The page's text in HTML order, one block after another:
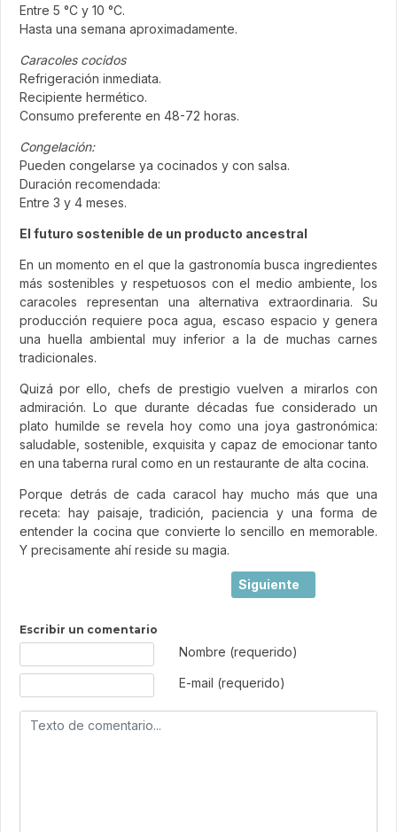
Entre 5 °C y 10 °C.
Hasta una semana aproximadamente.
Caracoles cocidos
Refrigeración inmediata.
Recipiente hermético.
Consumo preferente en 48-72 horas.
Congelación:
Pueden congelarse ya cocinados y con salsa.
Duración recomendada:
Entre 3 y 4 meses.
El futuro sostenible de un producto ancestral
En un momento en el que la gastronomía busca ingredientes
más sostenibles y respetuosos con el medio ambiente, los
caracoles representan una alternativa extraordinaria. Su
producción requiere poca agua, escaso espacio y genera
una huella ambiental muy inferior a la de muchas carnes
tradicionales.
Quizá por ello, chefs de prestigio vuelven a mirarlos con
admiración. Lo que durante décadas fue considerado un
plato humilde se revela hoy como una joya gastronómica:
saludable, sostenible, exquisita y capaz de emocionar tanto
en una taberna rural como en un restaurante de alta cocina.
Porque detrás de cada caracol hay mucho más que una
receta: hay paisaje, tradición, paciencia y una forma de
entender la cocina que convierte lo sencillo en memorable.
Y precisamente ahí reside su magia.
Artículo siguiente: Los
Siguiente
Escribir un comentario
Nombre (requerido)
E-mail (requerido)